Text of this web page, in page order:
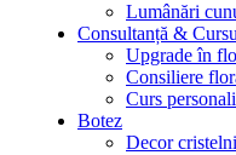
Lumânări
Consultanță &
Upgrade în
Consiliere
Curs
Botez
Decor